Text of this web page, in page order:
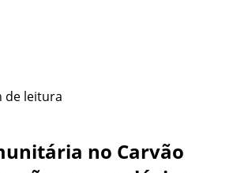
de leitura
no Carvão